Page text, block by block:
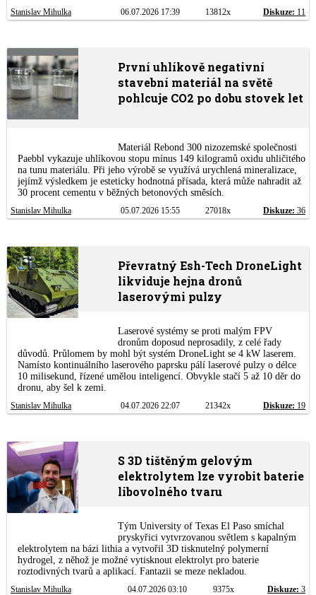
Stanislav Mihulka 06.07.2026 17:39 13812x Diskuze: 11
První uhlíkově negativní
stavební materiál na světě
pohlcuje CO2 po dobu stovek let
Materiál Rebond 300 nizozemské společnosti
Paebbl vykazuje uhlíkovou stopu mínus 149 kilogramů oxidu uhličitého
na tunu materiálu. Při jeho výrobě se využívá urychlená mineralizace,
jejímž výsledkem je esteticky hodnotná přísada, která může nahradit až
30 procent cementu v běžných betonových směsích.
Stanislav Mihulka 05.07.2026 15:55 27018x Diskuze: 36
Převratný Esh-Tech DroneLight
likviduje hejna dronů
laserovými pulzy
Laserové systémy se proti malým FPV
dronům doposud neprosadily, z celé řady
důvodů. Průlomem by mohl být systém DroneLight se 4 kW laserem.
Namísto kontinuálního laserového paprsku pálí laserové pulzy o délce
10 milisekund, řízené umělou inteligencí. Obvykle stačí 5 až 10 děr do
dronu, aby šel k zemi.
Stanislav Mihulka 04.07.2026 22:07 21342x Diskuze: 19
S 3D tištěným gelovým
elektrolytem lze vyrobit baterie
libovolného tvaru
Tým University of Texas El Paso smíchal
pryskyřici vytvrzovanou světlem s kapalným
elektrolytem na bázi lithia a vytvořil 3D tisknutelný polymerní
hydrogel, z něhož je možné vytisknout elektrolyt pro baterie
roztodivných tvarů a aplikací. Fantazii se meze nekladou.
Stanislav Mihulka 04.07.2026 03:10 9375x Diskuze: 3